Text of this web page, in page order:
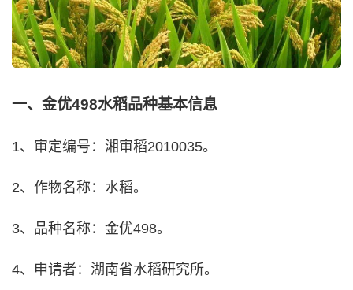
一、金优498水稻品种基本信息
1、审定编号：湘审稻2010035。
2、作物名称：水稻。
3、品种名称：金优498。
4、申请者：湖南省水稻研究所。